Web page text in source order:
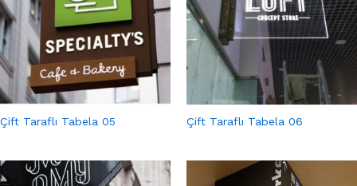
Çift Taraflı Tabela 05 Çift Taraflı Tabela 06